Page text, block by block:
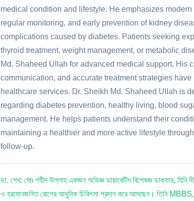
medical condition and lifestyle. He emphasizes
regular monitoring, and early prevention of kidney
complications caused by diabetes. Patients seeking
thyroid treatment, weight management, or metabolic
Md. Shaheed Ullah for advanced medical support. His
communication, and accurate treatment strategies
healthcare services. Dr. Sheikh Md. Shaheed Ullah is
regarding diabetes prevention, healthy living, blood
management. He helps patients understand their
maintaining a healthier and more active lifestyle
follow-up.
ডা. শেখ: মোঃ শহীদ উল্লাহ একজন অভিজ্ঞ ডায়াবেটিস বিশেষজ্ঞ ডাক্তার, যিনি
ও হরমোনজনিত রোগের আধুনিক চিকিৎসা প্রদান করে আসছেন। তিনি